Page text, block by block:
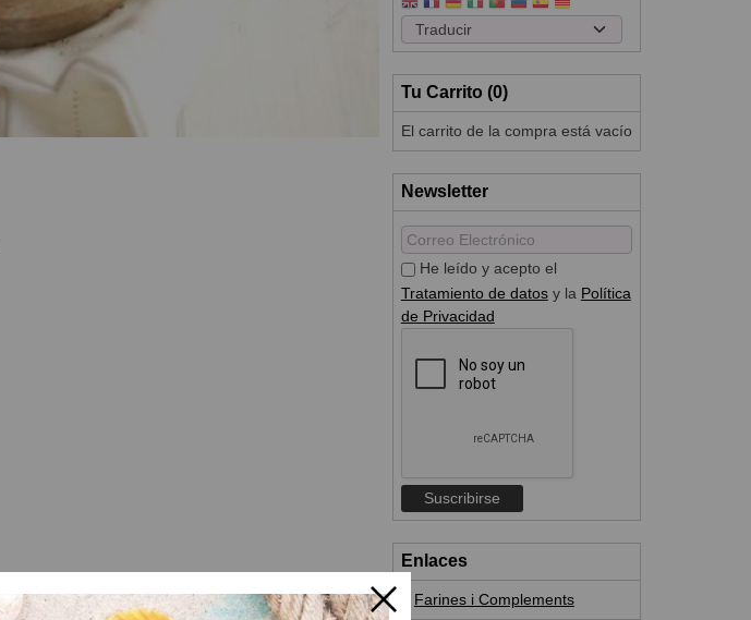
Tu Carrito (0)
El carrito de la compra está vacío
Newsletter
He leído y acepto el
Tratamiento de datosy la Política
de Privacidad
Enlaces
Farines i Complements